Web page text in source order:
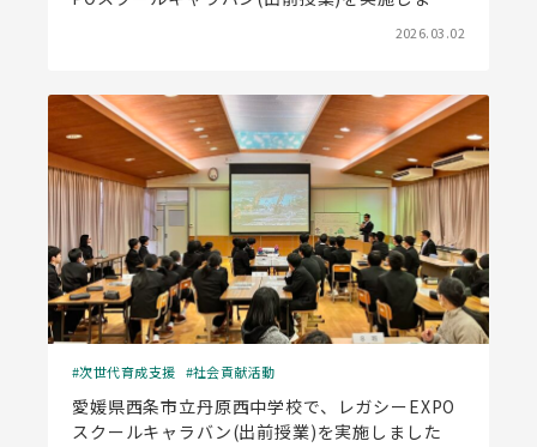
2026.03.02
次世代育成支援 社会貢献活動
愛媛県西条市立丹原西中学校で、レガシーEXPO
スクールキャラバン(出前授業)を実施しました